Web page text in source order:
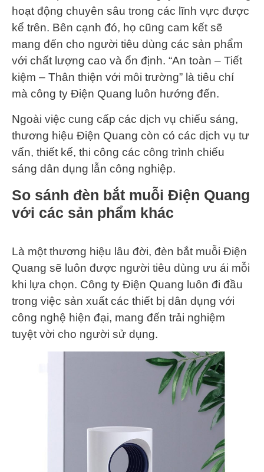
hoạt động chuyên sâu trong các lĩnh vực được
kể trên. Bên cạnh đó, họ cũng cam kết sẽ
mang đến cho người tiêu dùng các sản phẩm
với chất lượng cao và ổn định. “An toàn – Tiết
kiệm – Thân thiện với môi trường” là tiêu chí
mà công ty Điện Quang luôn hướng đến.
Ngoài việc cung cấp các dịch vụ chiếu sáng,
thương hiệu Điện Quang còn có các dịch vụ tư
vấn, thiết kế, thi công các công trình chiếu
sáng dân dụng lẫn công nghiệp.
So sánh đèn bắt muỗi Điện Quang
với các sản phẩm khác
Là một thương hiệu lâu đời, đèn bắt muỗi Điện
Quang sẽ luôn được người tiêu dùng ưu ái mỗi
khi lựa chọn. Công ty Điện Quang luôn đi đầu
trong việc sản xuất các thiết bị dân dụng với
công nghệ hiện đại, mang đến trải nghiệm
tuyệt vời cho người sử dụng.